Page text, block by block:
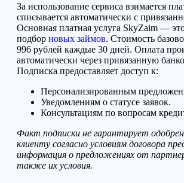
За использование сервиса взимается
списывается автоматически с
Основная платная услуга SkyZaim —
подбор новых займов. Стоимость
996 рублей каждые 30 дней. Оплата
автоматически через привязанную
Подписка предоставляет доступ к:
Персонализированным
Уведомлениям о статусе заявок.
Консультациям по вопросам
Факт подписки не гарантирует
клиенту согласно условиям договора
информация о предложениях от
также их условия.